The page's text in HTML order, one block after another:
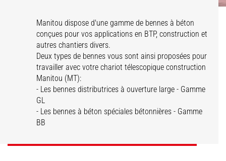
Manitou dispose d'une gamme de bennes à béton
conçues pour vos applications en BTP, construction et
autres chantiers divers.
Deux types de bennes vous sont ainsi proposées pour
travailler avec votre chariot télescopique construction
Manitou (MT):
- Les bennes distributrices à ouverture large - Gamme
GL
- Les bennes à béton spéciales bétonnières - Gamme
BB
Bennes
distributrices
Bennes à béton